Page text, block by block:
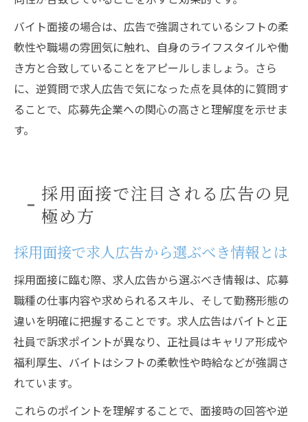
バイト面接の場合は、広告で強調されているシフトの柔
軟性や職場の雰囲気に触れ、自身のライフスタイルや働
き方と合致していることをアピールしましょう。さら
に、逆質問で求人広告で気になった点を具体的に質問す
ることで、応募先企業への関心の高さと理解度を示せま
す。
採用面接で注目される広告の見
極め方
採用面接で求人広告から選ぶべき情報とは
採用面接に臨む際、求人広告から選ぶべき情報は、応募
職種の仕事内容や求められるスキル、そして勤務形態の
違いを明確に把握することです。求人広告はバイトと正
社員で訴求ポイントが異なり、正社員はキャリア形成や
福利厚生、バイトはシフトの柔軟性や時給などが強調さ
れています。
これらのポイントを理解することで、面接時の回答や逆